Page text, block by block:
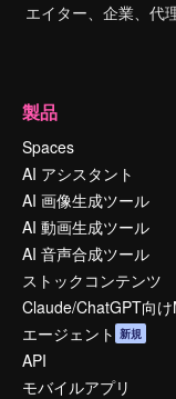
エイター、企業、代
製品
Spaces
AI アシスタント
AI 画像生成ツール
AI 動画生成ツール
AI 音声合成ツール
ストックコンテンツ
Claude/ChatGPT向
エージェント 新規
API
モバイルアプリ